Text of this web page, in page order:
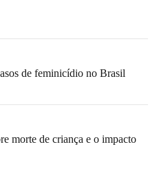
de feminicídio no Brasil
morte de criança e o impacto